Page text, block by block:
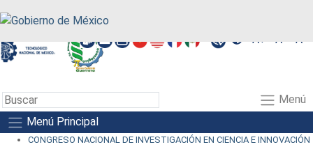
A+ A- A
Menú
Menú Principal
CONGRESO NACIONAL DE INVESTIGACIÓN EN CIENCIA E INNOVACIÓN